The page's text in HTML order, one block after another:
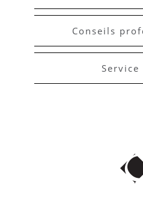
Conseils
Service